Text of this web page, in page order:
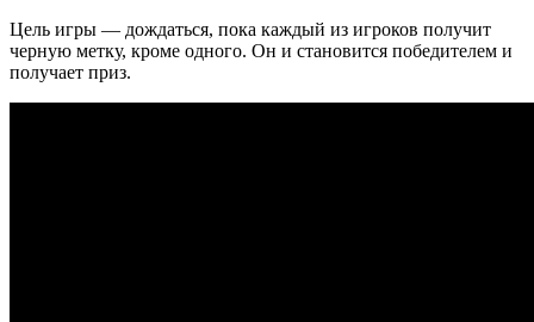
Цель игры — дождаться, пока каждый из игроков получит
черную метку, кроме одного. Он и становится победителем и
получает приз.